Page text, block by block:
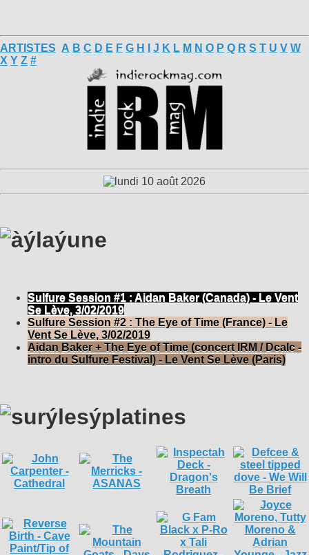
ARTISTES A B C D E F G H J K L M N O P Q R S T U V W
X Y Z #
Sulfure Session #1 : Aidan Baker (Canada) - Le Vent
Se Lève, 3/02/2019
Sulfure Session #2 : The Eye of Time (France) - Le
Vent Se Lève, 3/02/2019
Aidan Baker + The Eye of Time (concert IRM / Dcalc -
intro du Sulfure Festival) - Le Vent Se Lève (Paris)